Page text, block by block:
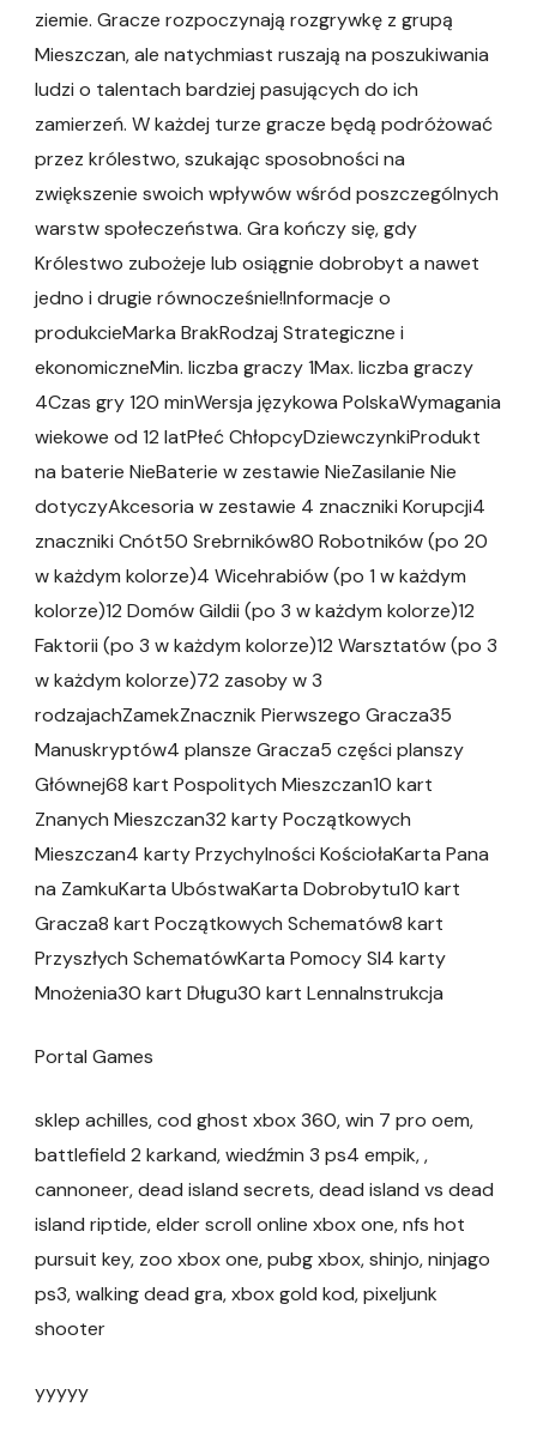
ziemie. Gracze rozpoczynają rozgrywkę z grupą
Mieszczan, ale natychmiast ruszają na poszukiwania
ludzi o talentach bardziej pasujących do ich
zamierzeń. W każdej turze gracze będą podróżować
przez królestwo, szukając sposobności na
zwiększenie swoich wpływów wśród poszczególnych
warstw społeczeństwa. Gra kończy się, gdy
Królestwo zubożeje lub osiągnie dobrobyt a nawet
jedno i drugie równocześnie!Informacje o
produkcieMarka BrakRodzaj Strategiczne i
ekonomiczneMin. liczba graczy 1Max. liczba graczy
4Czas gry 120 minWersja językowa PolskaWymagania
wiekowe od 12 latPłeć ChłopcyDziewczynkiProdukt
na baterie NieBaterie w zestawie NieZasilanie Nie
dotyczyAkcesoria w zestawie 4 znaczniki Korupcji4
znaczniki Cnót50 Srebrników80 Robotników (po 20
w każdym kolorze)4 Wicehrabiów (po 1 w każdym
kolorze)12 Domów Gildii (po 3 w każdym kolorze)12
Faktorii (po 3 w każdym kolorze)12 Warsztatów (po 3
w każdym kolorze)72 zasoby w 3
rodzajachZamekZnacznik Pierwszego Gracza35
Manuskryptów4 plansze Gracza5 części planszy
Głównej68 kart Pospolitych Mieszczan10 kart
Znanych Mieszczan32 karty Początkowych
Mieszczan4 karty Przychylności KościołaKarta Pana
na ZamkuKarta UbóstwaKarta Dobrobytu10 kart
Gracza8 kart Początkowych Schematów8 kart
Przyszłych SchematówKarta Pomocy SI4 karty
Mnożenia30 kart Długu30 kart LennaInstrukcja
Portal Games
sklep achilles, cod ghost xbox 360, win 7 pro oem,
battlefield 2 karkand, wiedźmin 3 ps4 empik, ,
cannoneer, dead island secrets, dead island vs dead
island riptide, elder scroll online xbox one, nfs hot
pursuit key, zoo xbox one, pubg xbox, shinjo, ninjago
ps3, walking dead gra, xbox gold kod, pixeljunk
shooter
yyyyy